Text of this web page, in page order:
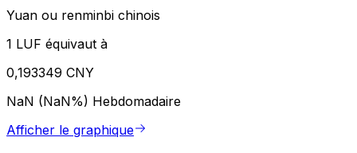
Yuan ou renminbi chinois
1 LUF équivaut à
0,193349 CNY
NaN (NaN%) Hebdomadaire
Afficher le graphique